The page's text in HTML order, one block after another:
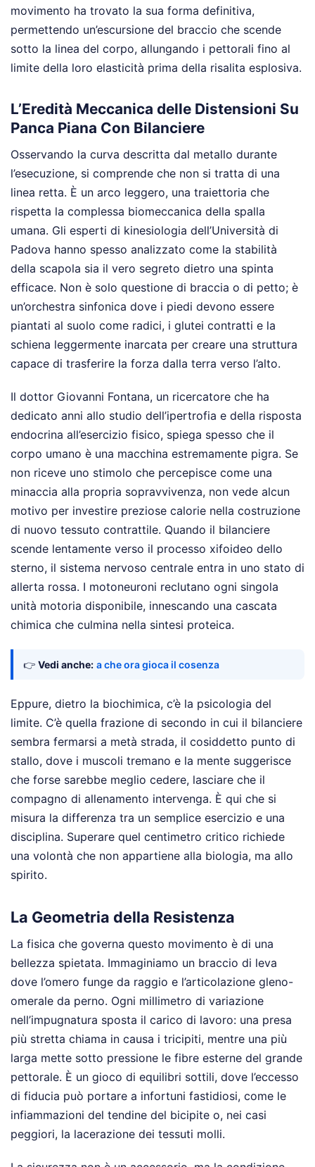
movimento ha trovato la sua forma definitiva,
permettendo un’escursione del braccio che scende
sotto la linea del corpo, allungando i pettorali fino al
limite della loro elasticità prima della risalita esplosiva.
L’Eredità Meccanica delle Distensioni Su
Panca Piana Con Bilanciere
Osservando la curva descritta dal metallo durante
l’esecuzione, si comprende che non si tratta di una
linea retta. È un arco leggero, una traiettoria che
rispetta la complessa biomeccanica della spalla
umana. Gli esperti di kinesiologia dell’Università di
Padova hanno spesso analizzato come la stabilità
della scapola sia il vero segreto dietro una spinta
efficace. Non è solo questione di braccia o di petto; è
un’orchestra sinfonica dove i piedi devono essere
piantati al suolo come radici, i glutei contratti e la
schiena leggermente inarcata per creare una struttura
capace di trasferire la forza dalla terra verso l’alto.
Il dottor Giovanni Fontana, un ricercatore che ha
dedicato anni allo studio dell’ipertrofia e della risposta
endocrina all’esercizio fisico, spiega spesso che il
corpo umano è una macchina estremamente pigra. Se
non riceve uno stimolo che percepisce come una
minaccia alla propria sopravvivenza, non vede alcun
motivo per investire preziose calorie nella costruzione
di nuovo tessuto contrattile. Quando il bilanciere
scende lentamente verso il processo xifoideo dello
sterno, il sistema nervoso centrale entra in uno stato di
allerta rossa. I motoneuroni reclutano ogni singola
unità motoria disponibile, innescando una cascata
chimica che culmina nella sintesi proteica.
👉 Vedi anche: a che ora gioca il cosenza
Eppure, dietro la biochimica, c’è la psicologia del
limite. C’è quella frazione di secondo in cui il bilanciere
sembra fermarsi a metà strada, il cosiddetto punto di
stallo, dove i muscoli tremano e la mente suggerisce
che forse sarebbe meglio cedere, lasciare che il
compagno di allenamento intervenga. È qui che si
misura la differenza tra un semplice esercizio e una
disciplina. Superare quel centimetro critico richiede
una volontà che non appartiene alla biologia, ma allo
spirito.
La Geometria della Resistenza
La fisica che governa questo movimento è di una
bellezza spietata. Immaginiamo un braccio di leva
dove l’omero funge da raggio e l’articolazione gleno-
omerale da perno. Ogni millimetro di variazione
nell’impugnatura sposta il carico di lavoro: una presa
più stretta chiama in causa i tricipiti, mentre una più
larga mette sotto pressione le fibre esterne del grande
pettorale. È un gioco di equilibri sottili, dove l’eccesso
di fiducia può portare a infortuni fastidiosi, come le
infiammazioni del tendine del bicipite o, nei casi
peggiori, la lacerazione dei tessuti molli.